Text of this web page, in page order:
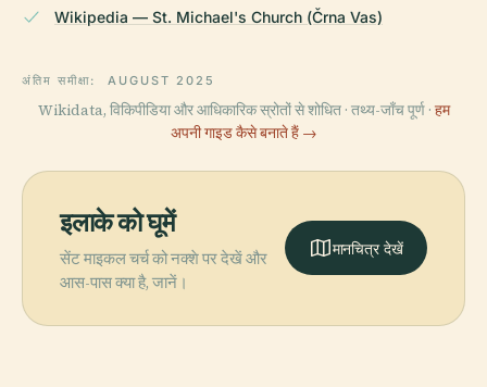
Wikipedia — St. Michael's Church (Črna Vas)
अंतिम समीक्षा: AUGUST 2025
Wikidata, विकिपीडिया और आधिकारिक स्रोतों से शोधित · तथ्य-जाँच पूर्ण · हम
अपनी गाइड कैसे बनाते हैं →
इलाके को घूमें
सेंट माइकल चर्च को नक्शे पर देखें और
आस-पास क्या है, जानें।
मानचित्र देखें